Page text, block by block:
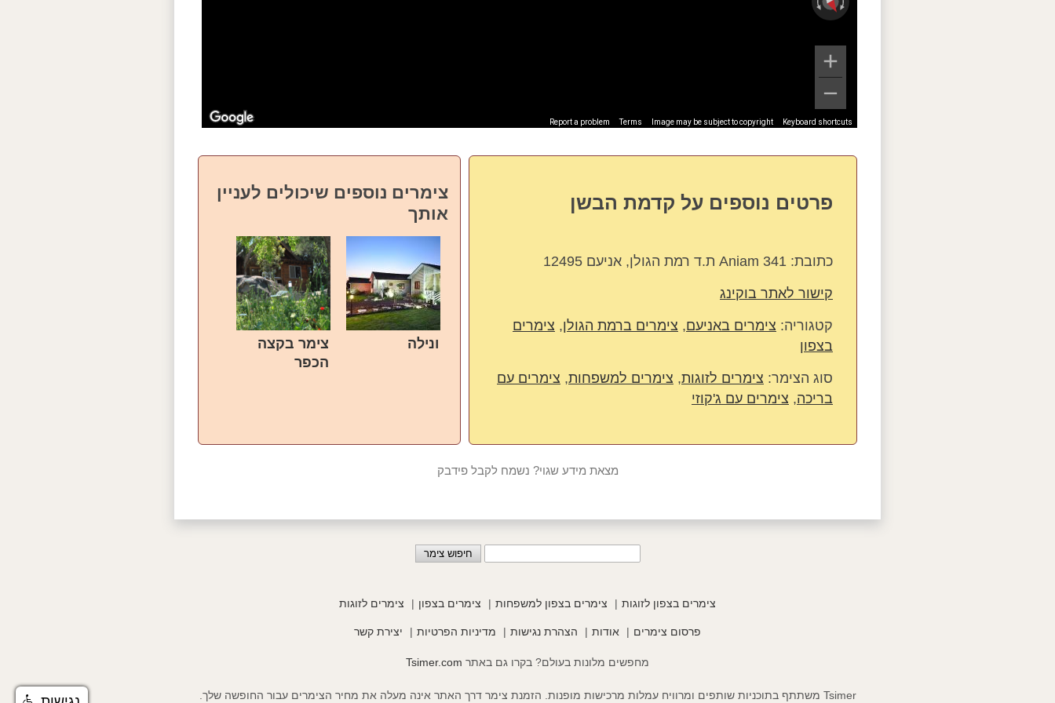
Keyboard shortcuts
Image may be subject to copyright
Terms
Report a problem
פרטים נוספים על קדמת הבשן
כתובת: Aniam 341 ת.ד רמת הגולן, אניעם 12495
קישור לאתר בוקינג
קטגוריה: צימרים באניעם, צימרים ברמת הגולן, צימרים
בצפון
סוג הצימר: צימרים לזוגות, צימרים למשפחות, צימרים עם
בריכה, צימרים עם ג'קוזי
צימרים נוספים שיכולים לעניין
אותך
ונילה
צימר בקצה
הכפר
מצאת מידע שגוי? נשמח לקבל פידבק
צימרים בצפון לזוגות צימרים בצפון למשפחות צימרים בצפון צימרים לזוגות
פרסום צימרים אודות הצהרת נגישות מדיניות הפרטיות יצירת קשר
מחפשים מלונות בעולם? בקרו גם באתר Tsimer.com
Tsimer משתתף בתוכניות שותפים ומרוויח עמלות מרכישות מופנות. הזמנת צימר דרך האתר אינה מעלה את מחיר הצימרים עבור החופשה שלך.